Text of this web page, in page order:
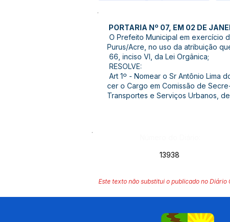
PORTARIA Nº 07, EM 02 DE
O Prefeito Municipal em exercício
Purus/Acre, no uso da atribuição
66, inciso VI, da Lei Orgânica;
RESOLVE:
Art 1º - Nomear o Sr Antônio Lima
cer o Cargo em Comissão de
Transportes e Serviços Urbanos,
13938
Este texto não substitui o publicado no